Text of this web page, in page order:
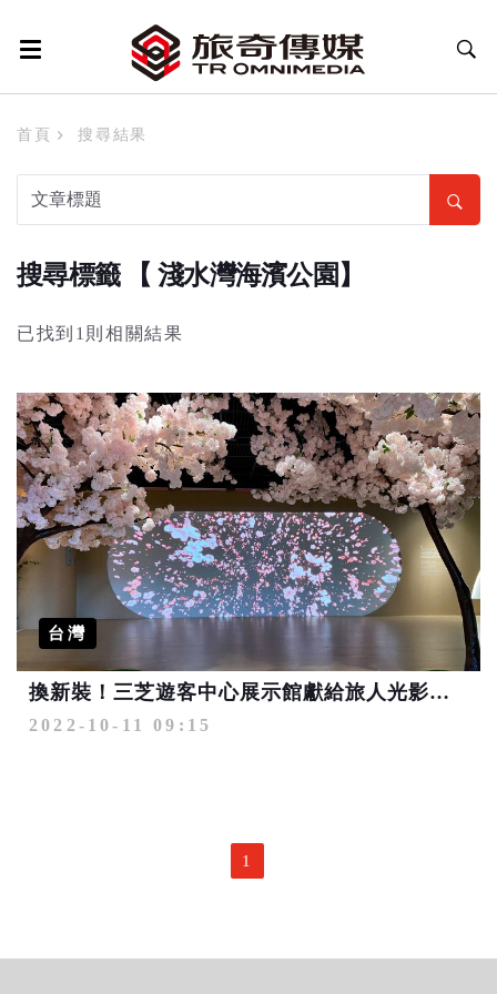
首頁 搜尋結果
搜尋標籤 【 淺水灣海濱公園】
已找到1則相關結果
台灣
換新裝！三芝遊客中心展示館獻給旅人光影秘境
2022-10-11 09:15
1